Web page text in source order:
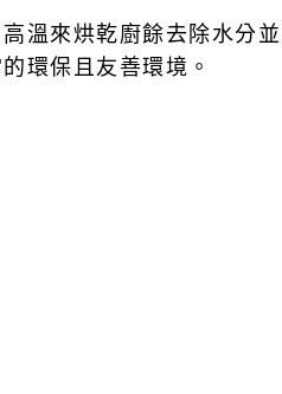
溫來烘乾廚餘去除水分
環保且友善環境。